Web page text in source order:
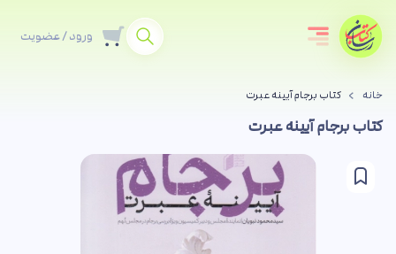
ورود / عضویت
خانه کتاب برجام آیینه عبرت
کتاب برجام آیینه عبرت